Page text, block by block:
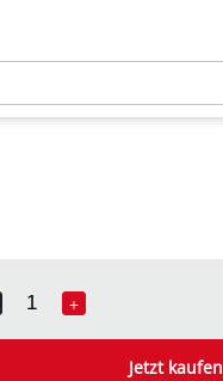
Quantity
+
Jetzt kaufen